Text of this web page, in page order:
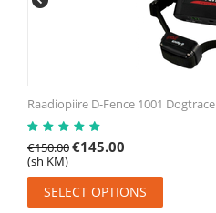
Raadiopiire D-Fence 1001 Dogtrace
€150.00€145.00
(sh KM)
SELECT OPTIONS